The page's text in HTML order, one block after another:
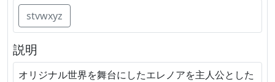
stvwxyz
説明
オリジナル世界を舞台にしたエレノアを主人公とした